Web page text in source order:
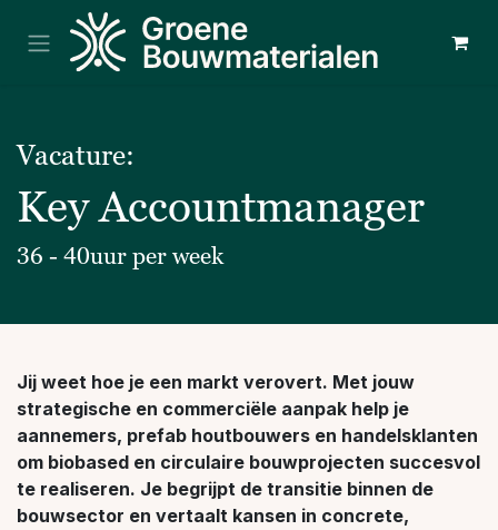
Overslaan naar inhoud
Vacature:
Key Accountmanager
36 - 40uur per week
Jij weet hoe je een markt verovert. Met jouw
strategische en commerciële aanpak help je
aannemers, prefab houtbouwers en handelsklanten
om biobased en circulaire bouwprojecten succesvol
te realiseren. Je begrijpt de transitie binnen de
bouwsector en vertaalt kansen in concrete,